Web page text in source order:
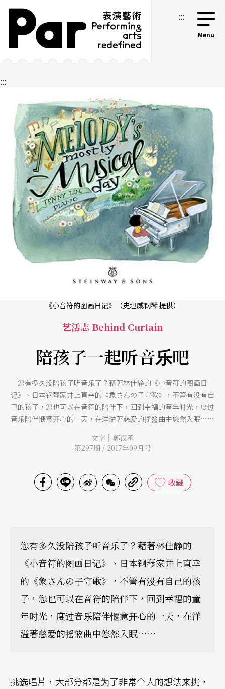
跳到主要内容区块
网站导览 :::
:::
《小音符的图画日记》（史坦威钢琴 提供）
艺活志 Behind Curtain
陪孩子一起听音乐吧
您有多久没陪孩子听音乐了？藉著林佳静的《小音符的图画日
记》、日本钢琴家井上直幸的《象さんの子守歌》，不管有没有自
己的孩子，您也可以在音符的陪伴下，回到幸福的童年时光，度过
音乐陪伴惬意开心的一天，在洋溢著慈爱的摇篮曲中悠然入眠……
文字 | 郭汉丞
第297期 / 2017年09月号
收藏
您有多久没陪孩子听音乐了？藉著林佳静的
《小音符的图画日记》、日本钢琴家井上直幸
的《象さんの子守歌》，不管有没有自己的孩
子，您也可以在音符的陪伴下，回到幸福的童
年时光，度过音乐陪伴惬意开心的一天，在洋
溢著慈爱的摇篮曲中悠然入眠……
挑选唱片，大部分都是为了非常个人的想法来挑，